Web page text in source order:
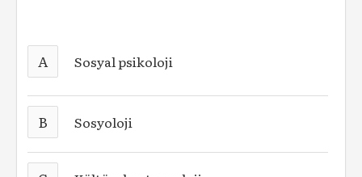
A Sosyal psikoloji
B Sosyoloji